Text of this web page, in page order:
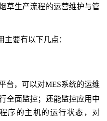
草生产流程的运营维护与管
主要有以下几点：
台，可以对MES系统的运维
全面监控； 还能监控应用中
序的主机的运行状态，对